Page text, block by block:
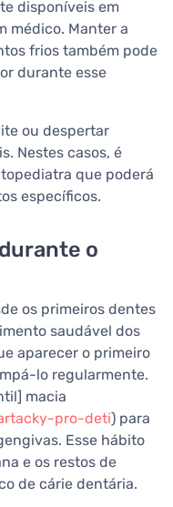
disponíveis em
médico. Manter a
frios também pode
durante esse
ou despertar
Nestes casos, é
que poderá
específicos.
o
os primeiros dentes
saudável dos
aparecer o primeiro
lo regularmente.
macia
pro-deti) para
Esse hábito
e os restos de
de cárie dentária.